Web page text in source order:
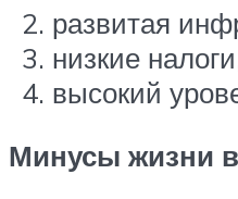
развитая
низкие
высокий
Минусы жизни